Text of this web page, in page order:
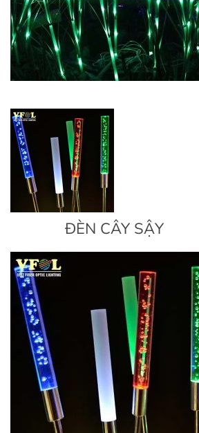
ĐÈN CÂY SẬY